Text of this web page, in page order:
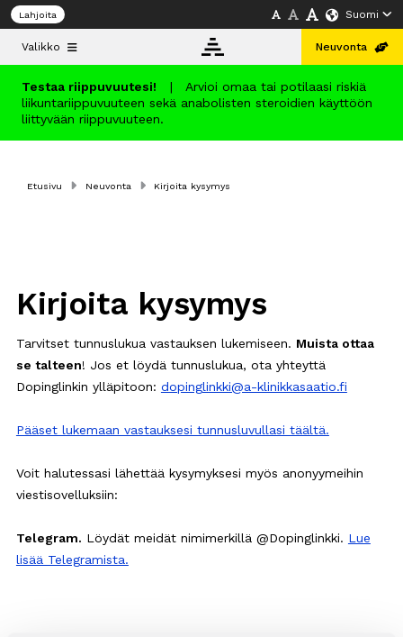
Lahjoita Suomi
Valikko
Tietopankki
Info
Suomi
Neuvonta
Testaa riippuvuutesi! |
Arvioi omaa tai potilaasi riskiä
liikuntariippuvuuteen sekä anabolisten steroidien käyttöön
liittyvään riippuvuuteen.
Etusivu Neuvonta Kirjoita kysymys
Kirjoita kysymys
Tarvitset tunnuslukua vastauksen lukemiseen. Muista ottaa
se talteen! Jos et löydä tunnuslukua, ota yhteyttä
Dopinglinkin ylläpitoon: dopinglinkki@a-klinikkasaatio.fi
Pääset lukemaan vastauksesi tunnusluvullasi täältä.
Voit halutessasi lähettää kysymyksesi myös anonyymeihin
viestisovelluksiin:
Telegram. Löydät meidät nimimerkillä @Dopinglinkki. Lue
lisää Telegramista.